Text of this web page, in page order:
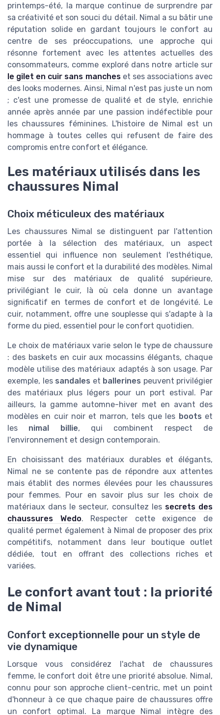
printemps-été, la marque continue de surprendre par
sa créativité et son souci du détail. Nimal a su bâtir une
réputation solide en gardant toujours le confort au
centre de ses préoccupations, une approche qui
résonne fortement avec les attentes actuelles des
consommateurs, comme exploré dans notre article sur
le gilet en cuir sans mancheset ses associations avec
des looks modernes. Ainsi, Nimal n'est pas juste un nom
; c'est une promesse de qualité et de style, enrichie
année après année par une passion indéfectible pour
les chaussures féminines. L'histoire de Nimal est un
hommage à toutes celles qui refusent de faire des
compromis entre confort et élégance.
Les matériaux utilisés dans les
chaussures Nimal
Choix méticuleux des matériaux
Les chaussures Nimal se distinguent par l'attention
portée à la sélection des matériaux, un aspect
essentiel qui influence non seulement l'esthétique,
mais aussi le confort et la durabilité des modèles. Nimal
mise sur des matériaux de qualité supérieure,
privilégiant le cuir, là où cela donne un avantage
significatif en termes de confort et de longévité. Le
cuir, notamment, offre une souplesse qui s'adapte à la
forme du pied, essentiel pour le confort quotidien.
Le choix de matériaux varie selon le type de chaussure
: des baskets en cuir aux mocassins élégants, chaque
modèle utilise des matériaux adaptés à son usage. Par
exemple, les sandales et ballerines peuvent privilégier
des matériaux plus légers pour un port estival. Par
ailleurs, la gamme automne-hiver met en avant des
modèles en cuir noir et marron, tels que les boots et
les nimal billie, qui combinent respect de
l'environnement et design contemporain.
En choisissant des matériaux durables et élégants,
Nimal ne se contente pas de répondre aux attentes
mais établit des normes élevées pour les chaussures
pour femmes. Pour en savoir plus sur les choix de
matériaux dans le secteur, consultez les secrets des
chaussures Wedo. Respecter cette exigence de
qualité permet également à Nimal de proposer des prix
compétitifs, notamment dans leur boutique outlet
dédiée, tout en offrant des collections riches et
variées.
Le confort avant tout : la priorité
de Nimal
Confort exceptionnelle pour un style de
vie dynamique
Lorsque vous considérez l'achat de chaussures
femme, le confort doit être une priorité absolue. Nimal,
connu pour son approche client-centric, met un point
d'honneur à ce que chaque paire de chaussures offre
un confort optimal. La marque Nimal intègre des